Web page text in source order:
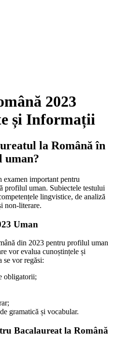
2023
și Informații
la Română în
uman?
examen important pentru
profilul uman. Subiectele testului
lingvistice, de analiză
non-literare.
Uman
din 2023 pentru profilul uman
vor evalua cunoștințele și
se vor regăsi:
obligatorii;
gramatică și vocabular.
Bacalaureat la Română